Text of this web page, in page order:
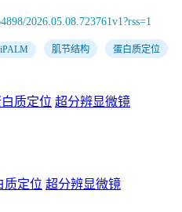
2026.05.08.723761v1?rss=1
iPALM 肌节结构 蛋白质定位
质定位 超分辨显微镜
质定位 超分辨显微镜